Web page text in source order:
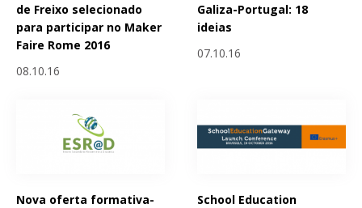
de Freixo selecionado
para participar no Maker
Faire Rome 2016
08.10.16
Galiza-Portugal: 18
ideias
07.10.16
Nova oferta formativa-
School Education